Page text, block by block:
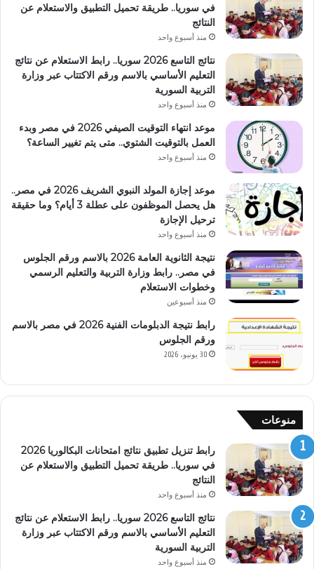
في سوريا.. طريقة تحميل التطبيق والاستعلام عن
النتائج
منذ أسبوع واحد
نتائج التاسع 2026 سوريا.. رابط الاستعلام عن نتائج
التعليم الأساسي بالاسم ورقم الاكتتاب عبر وزارة
التربية السورية
منذ أسبوع واحد
موعد انتهاء التوقيت الصيفي 2026 في مصر وبدء
العمل بالتوقيت الشتوي.. متى يتم تغيير الساعة؟
منذ أسبوع واحد
موعد إجازة المولد النبوي الشريف 2026 في مصر..
هل يحصل الموظفون على عطلة 3 أيام؟ وما حقيقة
ترحيل الإجازة
منذ أسبوع واحد
نتيجة الثانوية العامة 2026 بالاسم ورقم الجلوس
في مصر.. رابط وزارة التربية والتعليم الرسمي
وخطوات الاستعلام
منذ أسبوعين
رابط نتيجة الدبلومات الفنية 2026 في مصر بالاسم
ورقم الجلوس
30 يونيو، 2026
منوعات
رابط تنزيل تطبيق نتائج امتحانات البكالوريا 2026
في سوريا.. طريقة تحميل التطبيق والاستعلام عن
النتائج
منذ أسبوع واحد
نتائج التاسع 2026 سوريا.. رابط الاستعلام عن نتائج
التعليم الأساسي بالاسم ورقم الاكتتاب عبر وزارة
التربية السورية
منذ أسبوع واحد